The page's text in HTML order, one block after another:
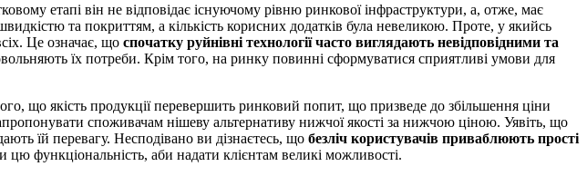
етапі він не відповідає існуючому рівню ринкової інфраструктури, а, отже, має
та покриттям, а кількість корисних додатків була невеликою. Проте, у якийсь
Це означає, що спочатку руйнівні технології часто виглядають невідповідними та
їх потреби. Крім того, на ринку повинні сформуватися сприятливі умови для
що якість продукції перевершить ринковий попит, що призведе до збільшення ціни
споживачам нішеву альтернативу нижчої якості за нижчою ціною. Уявіть, що
їй перевагу. Несподівано ви дізнаєтесь, що безліч користувачів приваблюють прості
функціональність, аби надати клієнтам великі можливості.